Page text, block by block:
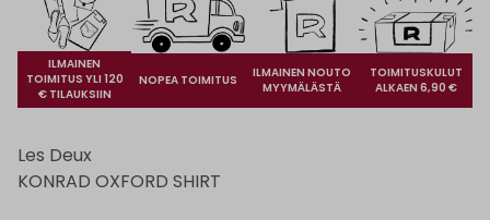
ILMAINEN
TOIMITUS YLI 120
€ TILAUKSIIN
NOPEA TOIMITUS
ILMAINEN NOUTO
MYYMÄLÄSTÄ
TOIMITUSKULUT
ALKAEN 6,90 €
Les Deux
KONRAD OXFORD SHIRT